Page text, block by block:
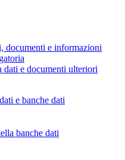
documenti e informazioni
dati e documenti ulteriori
e banche dati
banche dati